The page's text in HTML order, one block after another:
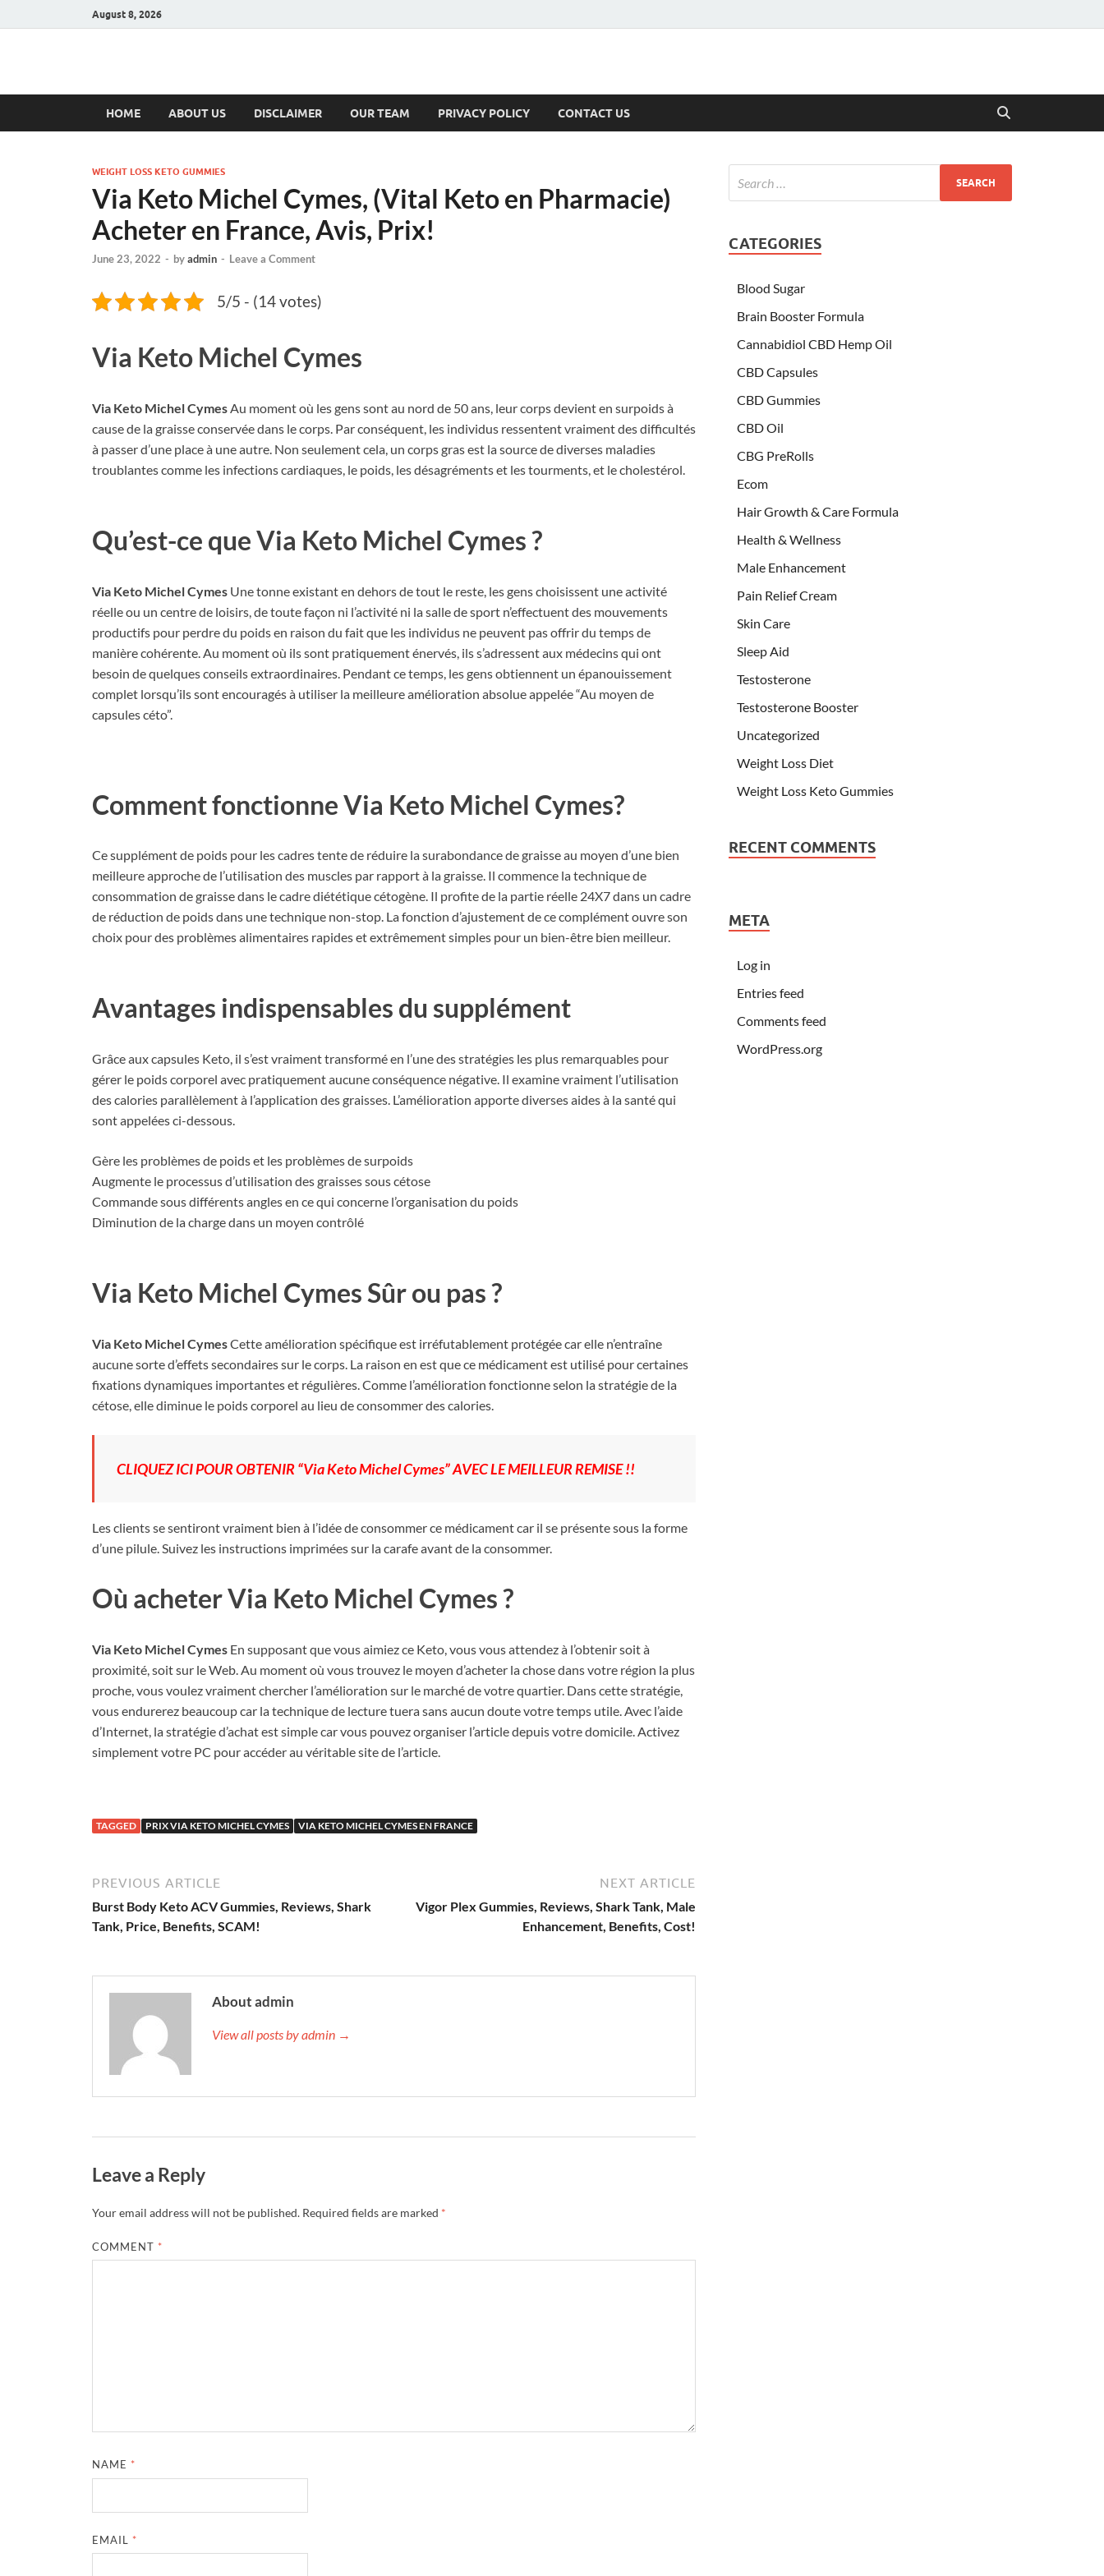
August 8, 2026
Hulk Supplements
HOME ABOUT US DISCLAIMER OUR TEAM PRIVACY POLICY CONTACT US
WEIGHT LOSS KETO GUMMIES
Via Keto Michel Cymes, (Vital Keto en Pharmacie)
Acheter en France, Avis, Prix!
June 23, 2022 - byadmin - Leave a Comment
5/5 - (14 votes)
Via Keto Michel Cymes
Via Keto Michel CymesAu moment où les gens sont au nord de 50 ans, leur corps devient en surpoids à
cause de la graisse conservée dans le corps. Par conséquent, les individus ressentent vraiment des difficultés
à passer d’une place à une autre. Non seulement cela, un corps gras est la source de diverses maladies
troublantes comme les infections cardiaques, le poids, les désagréments et les tourments, et le cholestérol.
Qu’est-ce que Via Keto Michel Cymes ?
Via Keto Michel Cymes Une tonne existant en dehors de tout le reste, les gens choisissent une activité
réelle ou un centre de loisirs, de toute façon ni l’activité ni la salle de sport n’effectuent des mouvements
productifs pour perdre du poids en raison du fait que les individus ne peuvent pas offrir du temps de
manière cohérente. Au moment où ils sont pratiquement énervés, ils s’adressent aux médecins qui ont
besoin de quelques conseils extraordinaires. Pendant ce temps, les gens obtiennent un épanouissement
complet lorsqu’ils sont encouragés à utiliser la meilleure amélioration absolue appelée “Au moyen de
capsules céto”.
Comment fonctionne Via Keto Michel Cymes?
Ce supplément de poids pour les cadres tente de réduire la surabondance de graisse au moyen d’une bien
meilleure approche de l’utilisation des muscles par rapport à la graisse. Il commence la technique de
consommation de graisse dans le cadre diététique cétogène. Il profite de la partie réelle 24X7 dans un cadre
de réduction de poids dans une technique non-stop. La fonction d’ajustement de ce complément ouvre son
choix pour des problèmes alimentaires rapides et extrêmement simples pour un bien-être bien meilleur.
Avantages indispensables du supplément
Grâce aux capsules Keto, il s’est vraiment transformé en l’une des stratégies les plus remarquables pour
gérer le poids corporel avec pratiquement aucune conséquence négative. Il examine vraiment l’utilisation
des calories parallèlement à l’application des graisses. L’amélioration apporte diverses aides à la santé qui
sont appelées ci-dessous.
Gère les problèmes de poids et les problèmes de surpoids
Augmente le processus d’utilisation des graisses sous cétose
Commande sous différents angles en ce qui concerne l’organisation du poids
Diminution de la charge dans un moyen contrôlé
Via Keto Michel Cymes Sûr ou pas ?
Via Keto Michel CymesCette amélioration spécifique est irréfutablement protégée car elle n’entraîne
aucune sorte d’effets secondaires sur le corps. La raison en est que ce médicament est utilisé pour certaines
fixations dynamiques importantes et régulières. Comme l’amélioration fonctionne selon la stratégie de la
cétose, elle diminue le poids corporel au lieu de consommer des calories.
CLIQUEZ ICI POUR OBTENIR “Via Keto Michel Cymes” AVEC LE MEILLEUR REMISE !!
Les clients se sentiront vraiment bien à l’idée de consommer ce médicament car il se présente sous la forme
d’une pilule. Suivez les instructions imprimées sur la carafe avant de la consommer.
Où acheter Via Keto Michel Cymes ?
Via Keto Michel Cymes En supposant que vous aimiez ce Keto, vous vous attendez à l’obtenir soit à
proximité, soit sur le Web. Au moment où vous trouvez le moyen d’acheter la chose dans votre région la plus
proche, vous voulez vraiment chercher l’amélioration sur le marché de votre quartier. Dans cette stratégie,
vous endurerez beaucoup car la technique de lecture tuera sans aucun doute votre temps utile. Avec l’aide
d’Internet, la stratégie d’achat est simple car vous pouvez organiser l’article depuis votre domicile. Activez
simplement votre PC pour accéder au véritable site de l’article.
TAGGED PRIX VIA KETO MICHEL CYMES VIA KETO MICHEL CYMES EN FRANCE
PREVIOUS ARTICLE
Burst Body Keto ACV Gummies, Reviews, Shark
Tank, Price, Benefits, SCAM!
NEXT ARTICLE
Vigor Plex Gummies, Reviews, Shark Tank, Male
Enhancement, Benefits, Cost!
About admin
View all posts by admin →
Leave a Reply
Your email address will not be published. Required fields are marked *
COMMENT *
NAME *
EMAIL *
CATEGORIES
Blood Sugar
Brain Booster Formula
Cannabidiol CBD Hemp Oil
CBD Capsules
CBD Gummies
CBD Oil
CBG PreRolls
Ecom
Hair Growth & Care Formula
Health & Wellness
Male Enhancement
Pain Relief Cream
Skin Care
Sleep Aid
Testosterone
Testosterone Booster
Uncategorized
Weight Loss Diet
Weight Loss Keto Gummies
RECENT COMMENTS
META
Log in
Entries feed
Comments feed
WordPress.org